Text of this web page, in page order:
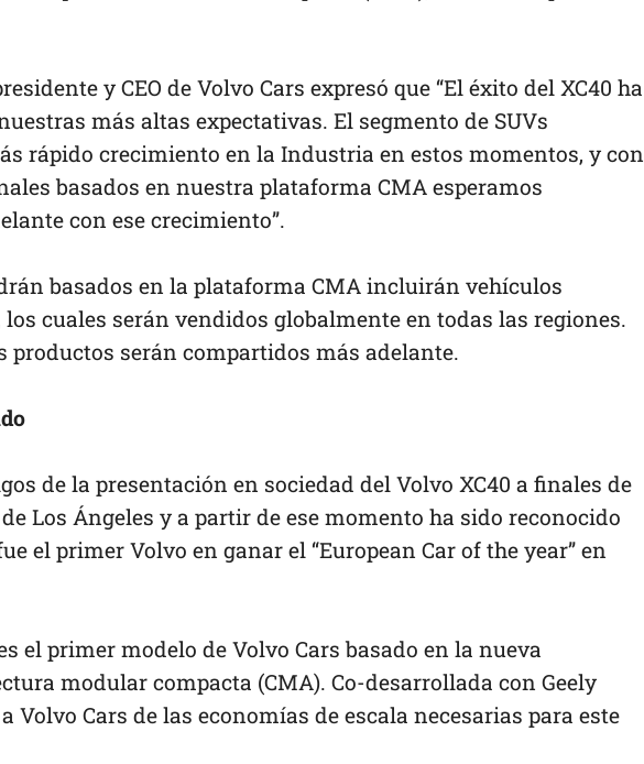
y CEO de Volvo Cars expresó que “El éxito del XC40 ha
más altas expectativas. El segmento de SUVs
rápido crecimiento en la Industria en estos momentos, y con
basados en nuestra plataforma CMA esperamos
con ese crecimiento”.
basados en la plataforma CMA incluirán vehículos
cuales serán vendidos globalmente en todas las regiones.
productos serán compartidos más adelante.
de la presentación en sociedad del Volvo XC40 a finales de
Los Ángeles y a partir de ese momento ha sido reconocido
el primer Volvo en ganar el “European Car of the year” en
el primer modelo de Volvo Cars basado en la nueva
modular compacta (CMA). Co-desarrollada con Geely
Volvo Cars de las economías de escala necesarias para este